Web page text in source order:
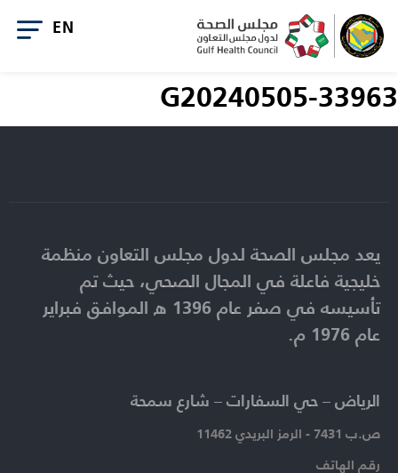
G20240505-33963
الرياض – حي السفارات – شارع سمحة​
ص.ب 7431 - الرمز البريدي 11462
رقم الهاتف​
يعد مجلس الصحة لدول مجلس التعاون منظمة
خليجية فاعلة في المجال الصحي، حيث تم
تأسيسه في صفر عام 1396 ه الموافق فبراير
عام 1976 م.